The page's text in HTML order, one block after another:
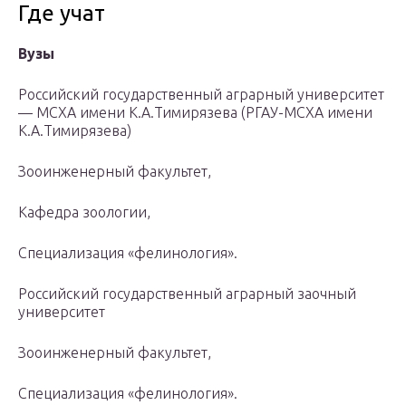
Где учат
Вузы
Российский государственный аграрный университет
— МСХА имени К.А.Тимирязева (РГАУ-МСХА имени
К.А.Тимирязева)
Зооинженерный факультет,
Кафедра зоологии,
Специализация «фелинология».
Российский государственный аграрный заочный
университет
Зооинженерный факультет,
Специализация «фелинология».